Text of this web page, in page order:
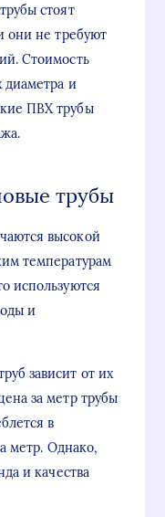
стоят
они не требуют
Стоимость
диаметра и
ПВХ трубы
трубы
высокой
температурам
используются
и
зависит от их
за метр трубы
в
метр. Однако,
и качества